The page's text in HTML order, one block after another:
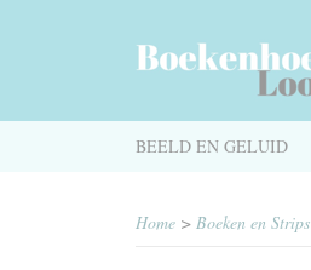
BEELD EN GELUID
Home > Boeken en Strips